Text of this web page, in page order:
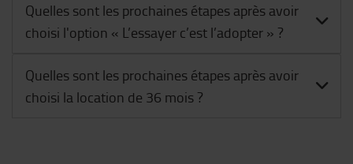
Quelles sont les prochaines étapes après avoir
choisi l'option « L’essayer c’est l’adopter » ?
Quelles sont les prochaines étapes après avoir
choisi la location de 36 mois ?